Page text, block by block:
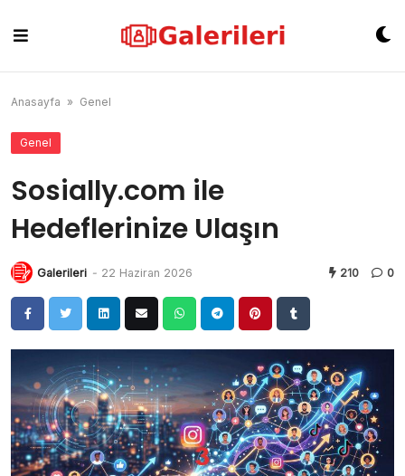
content
Anasayfa » Genel
Genel
Sosially.com ile
Hedeflerinize Ulaşın
Galerileri - 22 Haziran 2026 210 0